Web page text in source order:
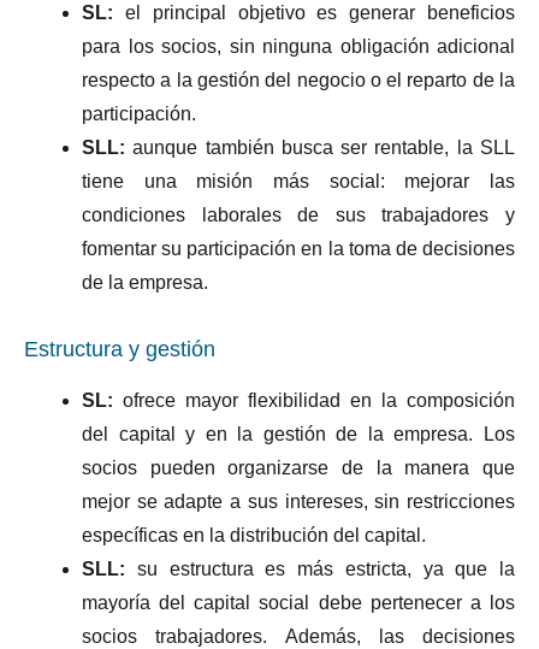
SL: el principal objetivo es generar beneficios
para los socios, sin ninguna obligación adicional
respecto a la gestión del negocio o el reparto de la
participación.
SLL: aunque también busca ser rentable, la SLL
tiene una misión más social: mejorar las
condiciones laborales de sus trabajadores y
fomentar su participación en la toma de decisiones
de la empresa.
Estructura y gestión
SL: ofrece mayor flexibilidad en la composición
del capital y en la gestión de la empresa. Los
socios pueden organizarse de la manera que
mejor se adapte a sus intereses, sin restricciones
específicas en la distribución del capital.
SLL: su estructura es más estricta, ya que la
mayoría del capital social debe pertenecer a los
socios trabajadores. Además, las decisiones